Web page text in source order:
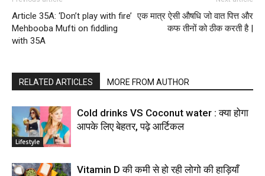
Article 35A: ‘Don’t play with fire’
Mehbooba Mufti on fiddling
with 35A
एक मात्र ऐसी औषधि जो वात पित्त और
कफ तीनों को ठीक करती है |
RELATED ARTICLES MORE FROM AUTHOR
Lifestyle
Cold drinks VS Coconut water : क्या होगा
आपके लिए बेहतर, पढ़े आर्टिकल
Vitamin D की कमी से हो रही लोगो की हाड़ियाँ